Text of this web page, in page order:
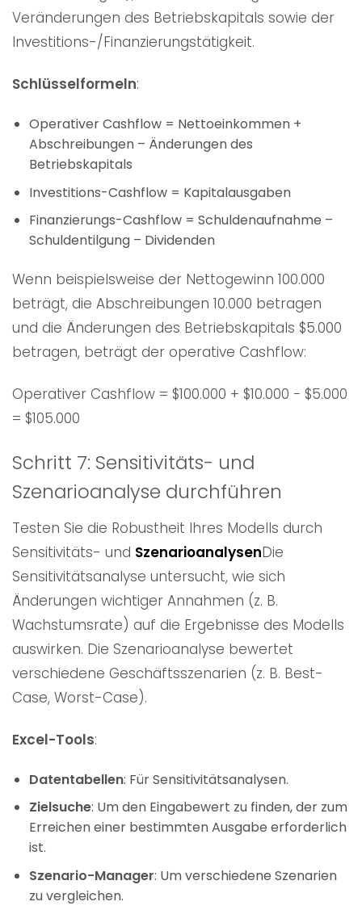
Veränderungen des Betriebskapitals sowie der
Investitions-/Finanzierungstätigkeit.
Schlüsselformeln:
Operativer Cashflow = Nettoeinkommen +
Abschreibungen – Änderungen des
Betriebskapitals
Investitions-Cashflow = Kapitalausgaben
Finanzierungs-Cashflow = Schuldenaufnahme –
Schuldentilgung – Dividenden
Wenn beispielsweise der Nettogewinn 100.000
beträgt, die Abschreibungen 10.000 betragen
und die Änderungen des Betriebskapitals $5.000
betragen, beträgt der operative Cashflow:
Operativer Cashflow = $100.000 + $10.000 − $5.000
= $105.000
Schritt 7: Sensitivitäts- und
Szenarioanalyse durchführen
Testen Sie die Robustheit Ihres Modells durch
Sensitivitäts- und SzenarioanalysenDie
Sensitivitätsanalyse untersucht, wie sich
Änderungen wichtiger Annahmen (z. B.
Wachstumsrate) auf die Ergebnisse des Modells
auswirken. Die Szenarioanalyse bewertet
verschiedene Geschäftsszenarien (z. B. Best-
Case, Worst-Case).
Excel-Tools:
Datentabellen: Für Sensitivitätsanalysen.
Zielsuche: Um den Eingabewert zu finden, der zum
Erreichen einer bestimmten Ausgabe erforderlich
ist.
Szenario-Manager: Um verschiedene Szenarien
zu vergleichen.